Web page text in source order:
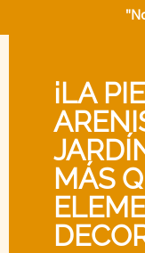
¡LA
MÁS